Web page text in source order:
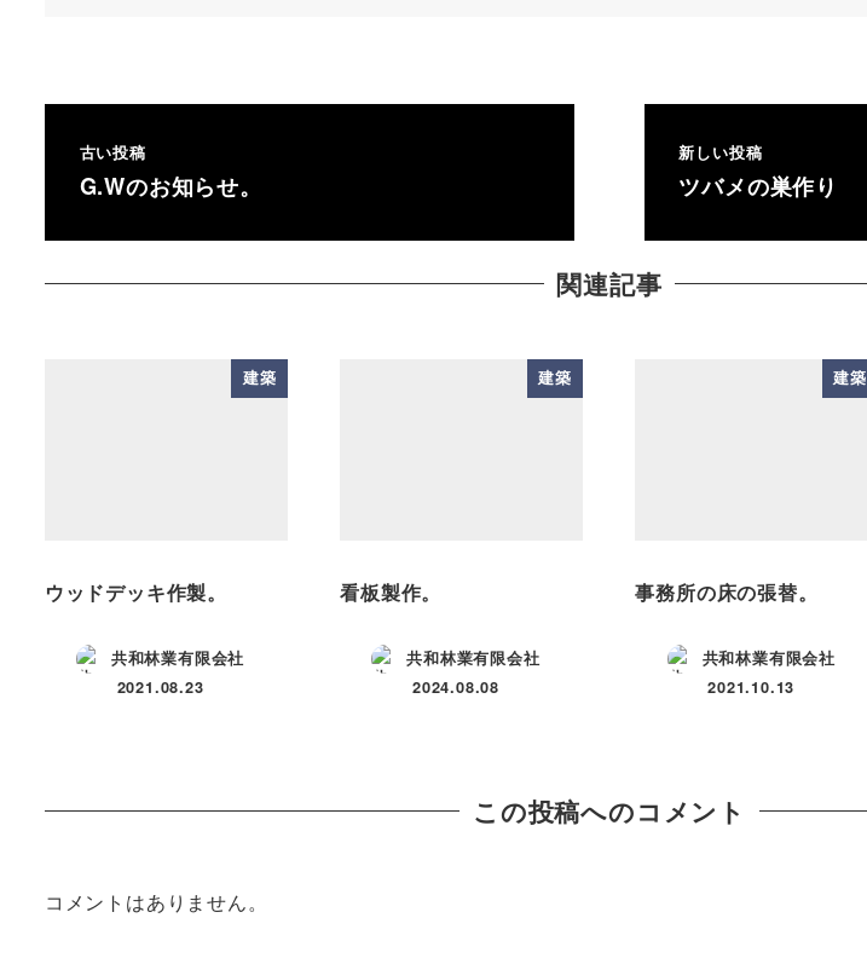
古い投稿
G.Wのお知らせ。
新しい投稿
ツバメの巣作り
関連記事
建築
ウッドデッキ作製。
共和林業有限会社
投稿日
2021.08.23
建築
看板製作。
共和林業有限会社
投稿日
2024.08.08
建築
事務所の床の張替。
共和林業有限会社
投稿日
2021.10.13
この投稿へのコメント
コメントはありません。